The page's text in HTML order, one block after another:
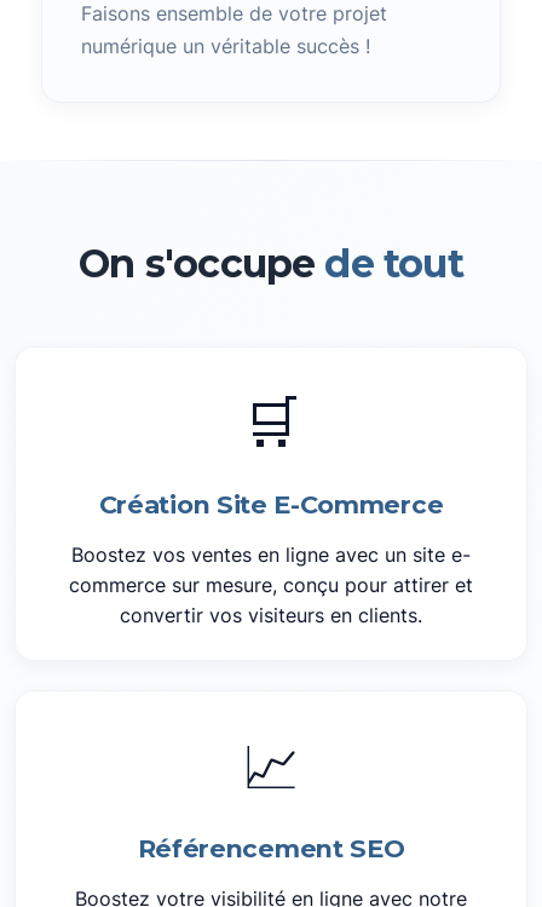
Faisons ensemble de votre projet
numérique un véritable succès !
On s'occupe de tout
🛒
Création Site E-Commerce
Boostez vos ventes en ligne avec un site e-
commerce sur mesure, conçu pour attirer et
convertir vos visiteurs en clients.
📈
Référencement SEO
Boostez votre visibilité en ligne avec notre